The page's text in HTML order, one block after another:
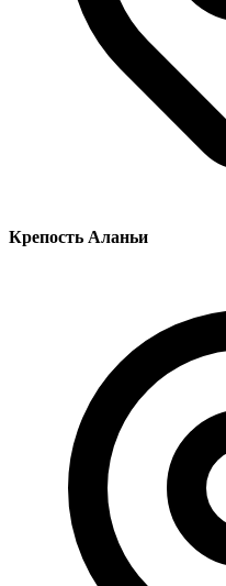
Крепость Аланьи